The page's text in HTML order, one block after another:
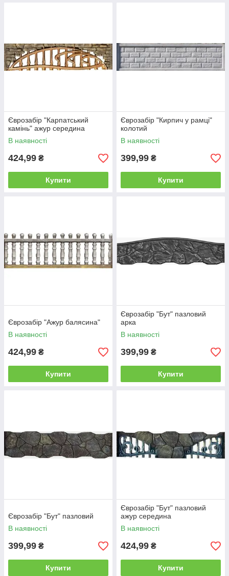
Єврозабір "Карпатський
камінь" ажур середина
В наявності
424,99 ₴
Купити
Єврозабір "Кирпич у рамці"
колотий
В наявності
399,99 ₴
Купити
Єврозабір "Ажур балясина"
В наявності
424,99 ₴
Купити
Єврозабір "Бут" пазловий
арка
В наявності
399,99 ₴
Купити
Єврозабір "Бут" пазловий
В наявності
399,99 ₴
Купити
Єврозабір "Бут" пазловий
ажур середина
В наявності
424,99 ₴
Купити